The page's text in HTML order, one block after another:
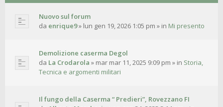
Nuovo sul forum
da enrique9» lun gen 19, 2026 1:05 pm » in Mi presento
Demolizione caserma Degol
da La Crodarola » mar mar 11, 2025 9:09 pm » in Storia,
Tecnica e argomenti militari
Il fungo della Caserma “ Predieri”, Rovezzano FI